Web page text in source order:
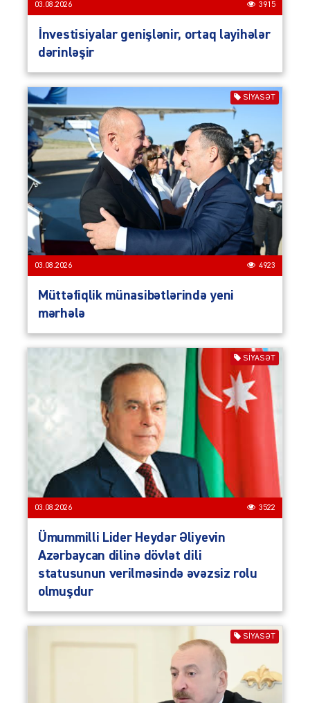
03.08.2026 3915
İnvestisiyalar genişlənir, ortaq layihələr
dərinləşir
SIYASƏT
03.08.2026 4923
Müttəfiqlik münasibətlərində yeni
mərhələ
SIYASƏT
03.08.2026 3522
Ümummilli Lider Heydər Əliyevin
Azərbaycan dilinə dövlət dili
statusunun verilməsində əvəzsiz rolu
olmuşdur
SIYASƏT